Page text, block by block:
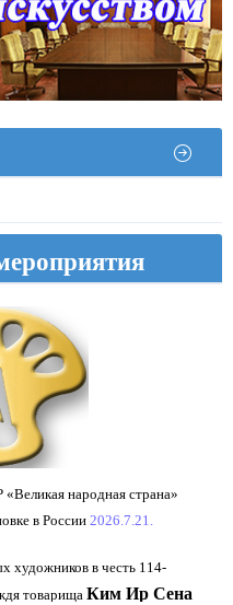
жилых домов на 50
на VIII съезде ТПК
церемония завершения
квартир – четвертой очереди
народная страна»
в России 2026.7.21.
художников в честь 114-
товарища Ким Ир Сена